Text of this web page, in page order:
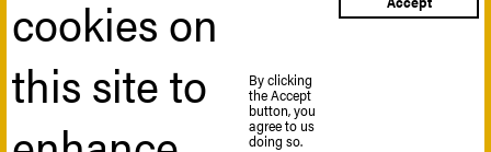
cookies on
this site to
By clicking
the Accept
button, you
agree to us
doing so.